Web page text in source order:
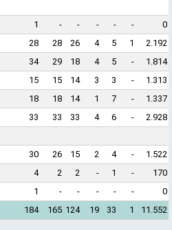
1 - - - - -
0
28 28 26 4 5 1
2.192
34 29 18 4 5 -
1.814
15 15 14 3 3 -
1.313
18 18 14 1 7 -
1.337
33 33 33 4 6 -
2.928
30 26 15 2 4 -
1.522
4 2 2 - 1 -
170
1 - - - - -
0
184 165 124 19 33 1 11.552